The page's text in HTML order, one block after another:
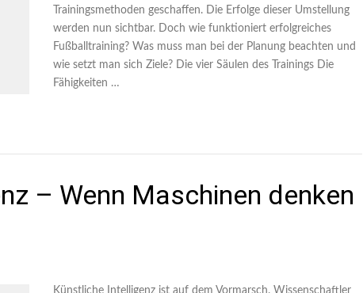
Trainingsmethoden geschaffen. Die Erfolge dieser Umstellung
werden nun sichtbar. Doch wie funktioniert erfolgreiches
Fußballtraining? Was muss man bei der Planung beachten und
wie setzt man sich Ziele? Die vier Säulen des Trainings Die
Fähigkeiten …
– Wenn Maschinen denken
Künstliche Intelligenz ist auf dem Vormarsch. Wissenschaftler